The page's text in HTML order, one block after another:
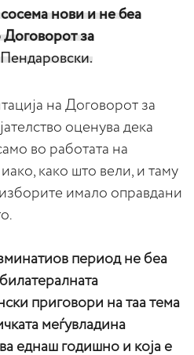
нови и не беа
за
на Договорот за
оценува дека
во работата на
како што вели, и таму
имало оправдани
период не беа
приговори на таа тема
меѓувладина
еднаш годишно и која е